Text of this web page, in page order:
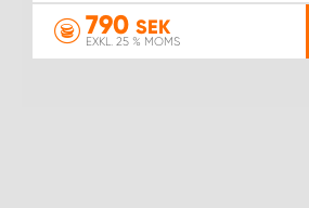
790 SEK
EXKL. 25 % MOMS